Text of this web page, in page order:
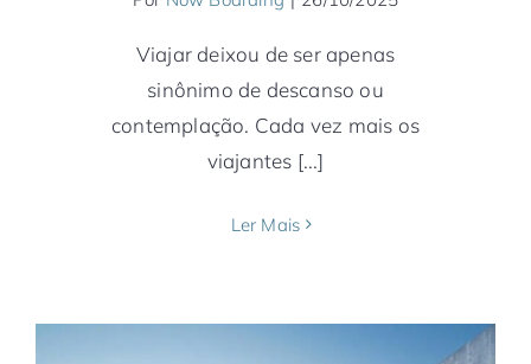
Viajar deixou de ser apenas
sinônimo de descanso ou
contemplação. Cada vez mais os
viajantes [...]
Ler Mais